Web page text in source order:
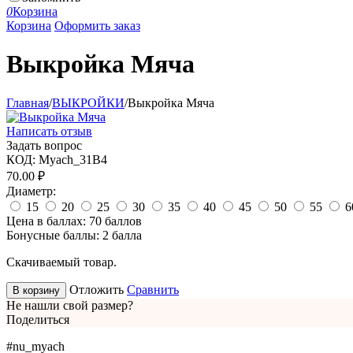
0Корзина
Корзина Оформить заказ
Выкройка Мяча
Главная/ВЫКРОЙКИ/Выкройка Мяча
Написать отзыв
Задать вопрос
КОД: Myach_31B4
70.00 ₽
Диаметр:
15
20 25 30 35 40 45 50 55
Цена в баллах: 70 баллов
Бонусные баллы: 2 балла
Скачиваемый товар.
В корзину Отложить Сравнить
Не нашли свой размер?
Поделиться
#nu_myach